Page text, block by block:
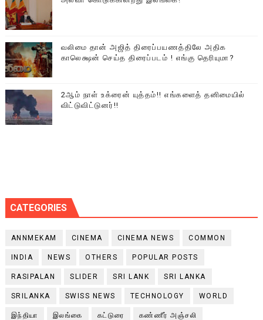
வலிமை தான் அஜித் திரைப்பயணத்திலே அதிக
காலெக்ஷன் செய்த திரைப்படம் ! எங்கு தெரியுமா?
2ஆம் நாள் உக்ரைன் யுத்தம்!! எங்களைத் தனிமையில்
விட்டுவிட்டுனர்!!
CATEGORIES
ANNMEKAM CINEMA CINEMA NEWS COMMON
INDIA NEWS OTHERS POPULAR POSTS
RASIPALAN SLIDER SRI LANK SRI LANKA
SRILANKA SWISS NEWS TECHNOLOGY WORLD
இந்தியா இலங்கை கட்டுரை கண்ணீர் அஞ்சலி